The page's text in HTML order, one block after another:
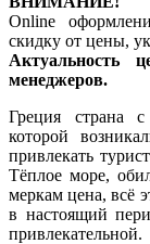
Online
скидку от цены,
Актуальность
менеджеров.
Греция страна
которой
привлекать
Тёплое море,
меркам цена, всё
в настоящий
привлекательной.